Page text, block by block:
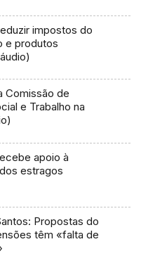
impostos do
e produtos
Comissão de
e Trabalho na
apoio à
estragos
Propostas do
têm «falta de